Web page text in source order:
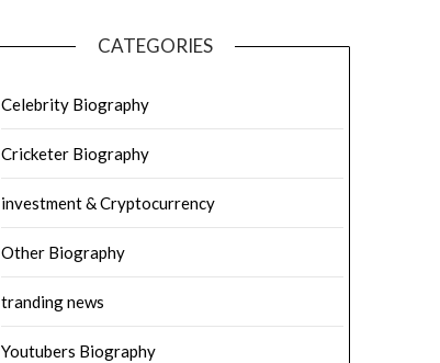
CATEGORIES
Celebrity Biography
Cricketer Biography
investment & Cryptocurrency
Other Biography
tranding news
Youtubers Biography